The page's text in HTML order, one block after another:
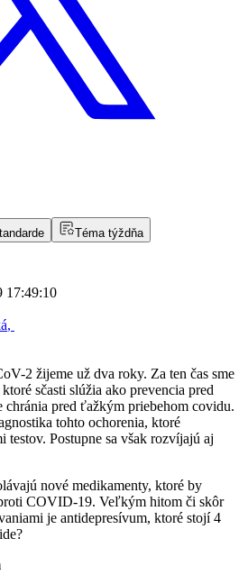
Téma týždňa
17:49:10
,
2 žijeme už dva roky. Za ten čas sme
sčasti slúžia ako prevencia pred
pred ťažkým priebehom covidu.
tohto ochorenia, ktoré
Postupne sa však rozvíjajú aj
nové medikamenty, ktoré by
COVID-19. Veľkým hitom či skôr
je antidepresívum, ktoré stojí 4